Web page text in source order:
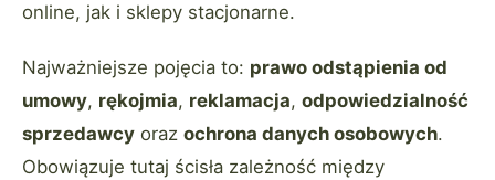
online, jak i sklepy stacjonarne.
Najważniejsze pojęcia to: prawo odstąpienia od
umowy, rękojmia, reklamacja, odpowiedzialność
sprzedawcy oraz ochrona danych osobowych.
Obowiązuje tutaj ścisła zależność między